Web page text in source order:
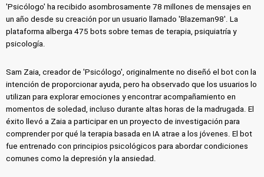
'Psicólogo' ha recibido asombrosamente 78 millones de mensajes en
un año desde su creación por un usuario llamado 'Blazeman98'. La
plataforma alberga 475 bots sobre temas de terapia, psiquiatría y
psicología.
Sam Zaia, creador de 'Psicólogo', originalmente no diseñó el bot con la
intención de proporcionar ayuda, pero ha observado que los usuarios lo
utilizan para explorar emociones y encontrar acompañamiento en
momentos de soledad, incluso durante altas horas de la madrugada. El
éxito llevó a Zaia a participar en un proyecto de investigación para
comprender por qué la terapia basada en IA atrae a los jóvenes. El bot
fue entrenado con principios psicológicos para abordar condiciones
comunes como la depresión y la ansiedad.